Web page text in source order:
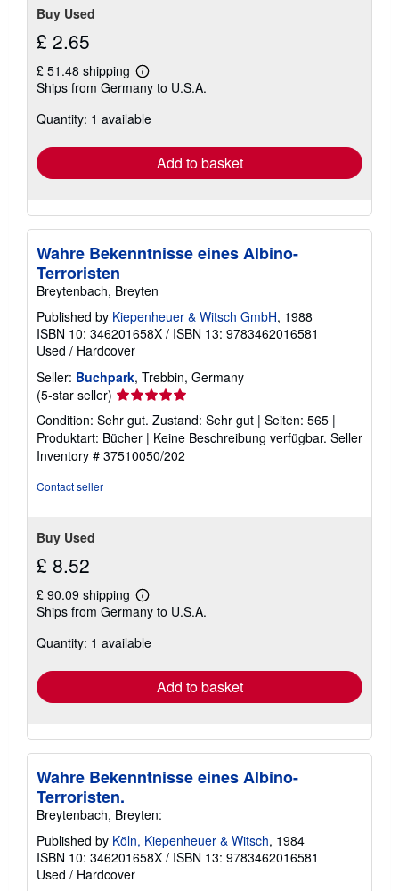
Buy Used
£ 2.65
£ 51.48 shipping
Learn
more
shipping
Ships from Germany to U.S.A.
Quantity: 1 available
Add to basket
Wahre Bekenntnisse eines Albino-
Terroristen
Breytenbach, Breyten
Published by Kiepenheuer & Witsch GmbH, 1988
ISBN 10: 346201658X / ISBN 13: 9783462016581
Used / Hardcover
Seller: Buchpark, Trebbin, Germany
(5-star seller) Seller
rating
5
out
of
Condition: Sehr gut. Zustand: Sehr gut | Seiten: 565 |
Produktart: Bücher | Keine Beschreibung verfügbar. Seller
Inventory # 37510050/202
Contact seller
Buy Used
£ 8.52
£ 90.09 shipping
Learn
more
shipping
Ships from Germany to U.S.A.
Quantity: 1 available
Add to basket
Wahre Bekenntnisse eines Albino-
Terroristen.
Breytenbach, Breyten:
Published by Köln, Kiepenheuer & Witsch, 1984
ISBN 10: 346201658X / ISBN 13: 9783462016581
Used / Hardcover